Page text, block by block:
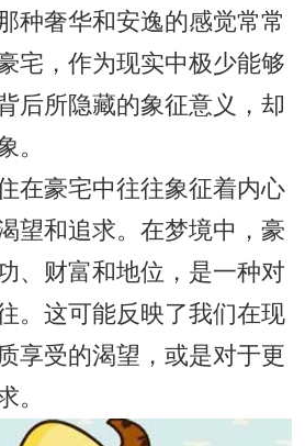
种奢华和安逸的感觉常常
宅，作为现实中极少能够
后所隐藏的象征意义，却
。
在豪宅中往往象征着内心
望和追求。在梦境中，豪
、财富和地位，是一种对
。这可能反映了我们在现
享受的渴望，或是对于更
。